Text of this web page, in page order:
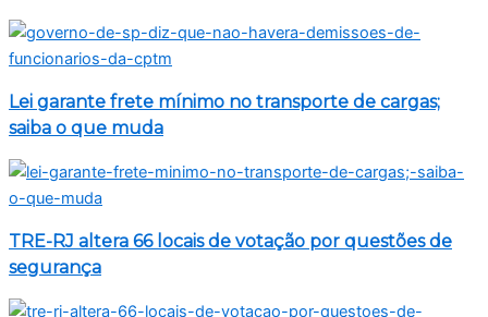
Lei garante frete mínimo no transporte de cargas;
saiba o que muda
TRE-RJ altera 66 locais de votação por questões de
segurança